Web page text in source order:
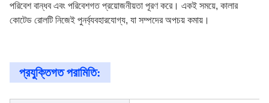
পরিবেশ বান্ধব এবং পরিবেশগত প্রয়োজনীয়তা পূরণ করে। একই সময়ে, কালার
কোটেড রোলটি নিজেই পুনর্ব্যবহারযোগ্য, যা সম্পদের অপচয় কমায়।
প্রযুক্তিগত পরামিতি: